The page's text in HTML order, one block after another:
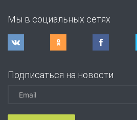
Мы в социальных сетях
Подписаться на новости